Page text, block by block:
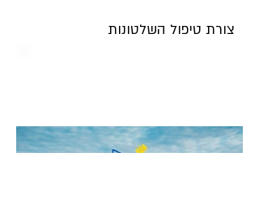
צורת טיפול השלטונות